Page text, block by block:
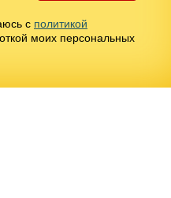
с политикой
моих персональных